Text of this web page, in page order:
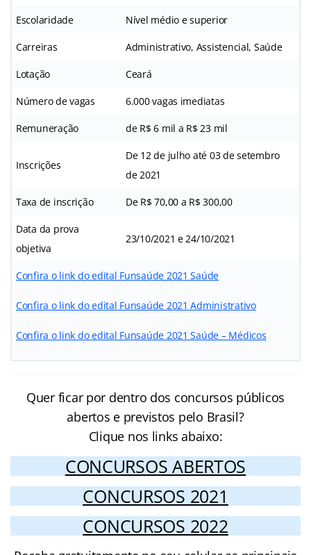
Escolaridade Nível médio e superior
Carreiras Administrativo, Assistencial, Saúde
Lotação Ceará
Número de vagas 6.000 vagas imediatas
Remuneração de R$ 6 mil a R$ 23 mil
Inscrições
De 12 de julho até 03 de setembro
de 2021
Taxa de inscrição De R$ 70,00 a R$ 300,00
Data da prova
objetiva
23/10/2021 e 24/10/2021
Confira o link do edital Funsaúde 2021 Saúde
Confira o link do edital Funsaúde 2021 Administrativo
Confira o link do edital Funsaúde 2021 Saúde – Médicos
Quer ficar por dentro dos concursos públicos
abertos e previstos pelo Brasil?
Clique nos links abaixo:
CONCURSOS ABERTOS
CONCURSOS 2021
CONCURSOS 2022